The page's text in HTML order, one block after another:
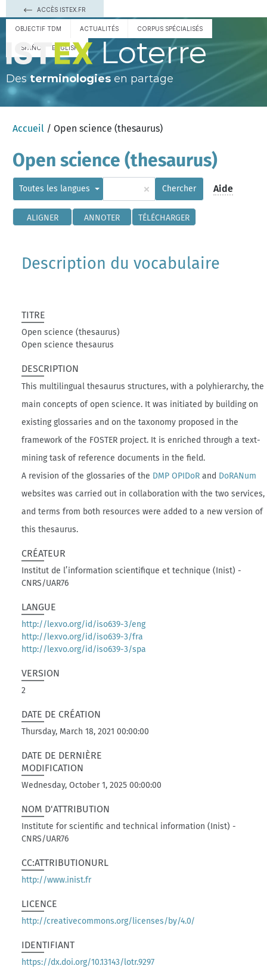
ACCÈS ISTEX.FR
OBJECTIF TDM ACTUALITÉS CORPUS SPÉCIALISÉS
ESPAÑOL ENGLISH Loterre
Des terminologies en partage
Accueil / Open science (thesaurus)
Open science (thesaurus)
Toutes les langues × Chercher Aide
ALIGNER ANNOTER TÉLÉCHARGER
Description du vocabulaire
TITRE
Open science (thesaurus)
Open science thesaurus
DESCRIPTION
This multilingual thesaurus structures, with a polyhierarchy, the
main concepts of open science. It was initiated by building on
existing glossaries and on the taxonomy proposed in the
framework of the FOSTER project. It is enriched through a text-
mining task of reference documents in the field.
A revision of the glossaries of the DMP OPIDoR and DoRANum
websites was carried out in collaboration with the two services,
and terms from both resources were added to a new version of
this thesaurus.
CRÉATEUR
Institut de l’information scientifique et technique (Inist) -
CNRS/UAR76
LANGUE
http://lexvo.org/id/iso639-3/eng
http://lexvo.org/id/iso639-3/fra
http://lexvo.org/id/iso639-3/spa
VERSION
2
DATE DE CRÉATION
Thursday, March 18, 2021 00:00:00
DATE DE DERNIÈRE
MODIFICATION
Wednesday, October 1, 2025 00:00:00
NOM D'ATTRIBUTION
Institute for scientific and technical information (Inist) -
CNRS/UAR76
CC:ATTRIBUTIONURL
http://www.inist.fr
LICENCE
http://creativecommons.org/licenses/by/4.0/
IDENTIFIANT
https://dx.doi.org/10.13143/lotr.9297